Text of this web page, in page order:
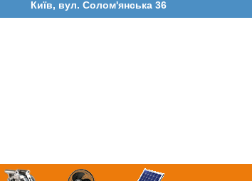
Київ, вул. Солом'янська 36